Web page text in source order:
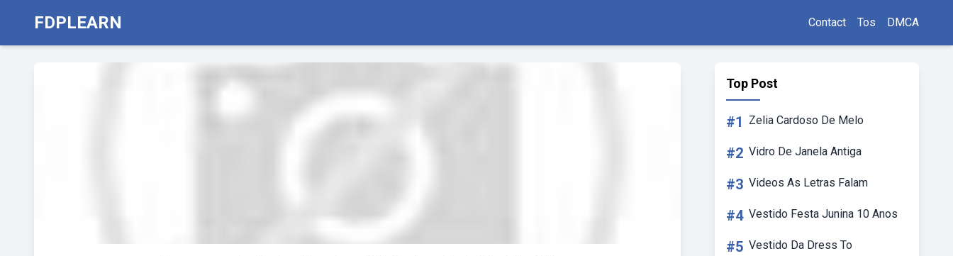
FDPLEARN Contact Tos DMCA
Top Post
#1 Zelia Cardoso De Melo
#2 Vidro De Janela Antiga
#3 Videos As Letras Falam
#4 Vestido Festa Junina 10 Anos
#5 Vestido Da Dress To